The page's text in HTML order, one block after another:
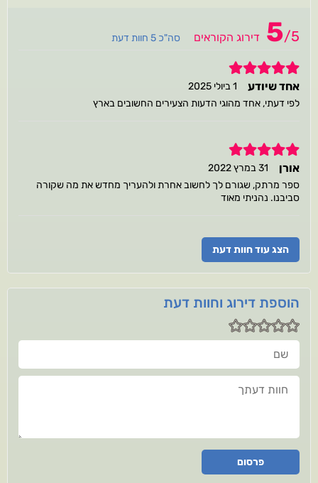
5/5 דירוג הקוראים סה"כ 5 חוות דעת
5
אחד שיודע
1 ביולי 2025
לפי דעתי, אחד מהוגי הדעות הצעירים החשובים בארץ
5
אורן
31 במרץ 2022
ספר מרתק, שגורם לך לחשוב אחרת ולהעריך מחדש את מה שקורה
סביבנו. נהניתי מאוד
הצג עוד חוות דעת
הוספת דירוג וחוות דעת
שם
חוות דעתך
פרסום